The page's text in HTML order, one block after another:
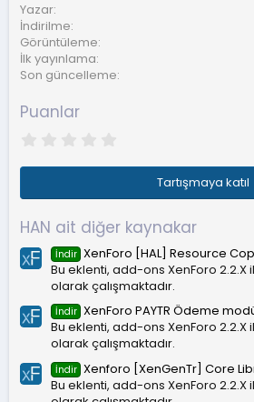
Yazar
İndirilme
Görüntüleme
İlk yayınlama
Son güncelleme
Puanlar
0
l
d
ı
z
Tartışmaya katıl
HAN ait diğer kaynakar
İndir XenForo [HAL] Resource
Bu eklenti, add-ons XenForo 2.2.X
olarak çalışmaktadır.
İndir XenForo PAYTR Ödeme
Bu eklenti, add-ons XenForo 2.2.X
olarak çalışmaktadır.
İndir Xenforo [XenGenTr] Core
Bu eklenti, add-ons XenForo 2.2.X